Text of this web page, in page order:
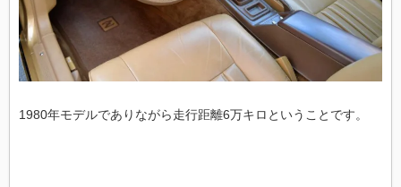
1980年モデルでありながら走行距離6万キロということです。